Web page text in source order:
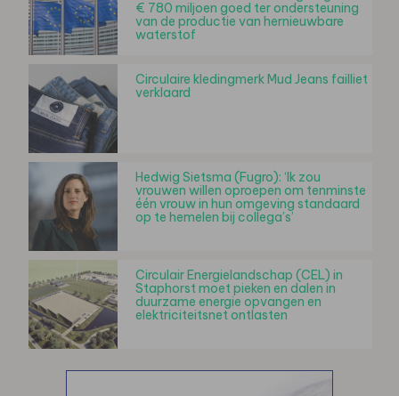
€ 780 miljoen goed ter ondersteuning
van de productie van hernieuwbare
waterstof
Circulaire kledingmerk Mud Jeans failliet
verklaard
Hedwig Sietsma (Fugro): ‘Ik zou
vrouwen willen oproepen om tenminste
één vrouw in hun omgeving standaard
op te hemelen bij collega’s’
Circulair Energielandschap (CEL) in
Staphorst moet pieken en dalen in
duurzame energie opvangen en
elektriciteitsnet ontlasten